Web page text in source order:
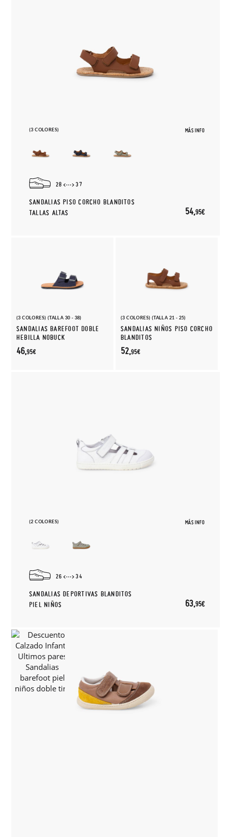
(3 COLORES) MÁS INFO
28 37
SANDALIAS PISO CORCHO BLANDITOS
TALLAS ALTAS
54,95€
(3 COLORES) (TALLA 30 - 38)
SANDALIAS BAREFOOT DOBLE
HEBILLA NOBUCK
46,95€
(3 COLORES) (TALLA 21 - 25)
SANDALIAS NIÑOS PISO CORCHO
BLANDITOS
52,95€
(2 COLORES) MÁS INFO
26 34
SANDALIAS DEPORTIVAS BLANDITOS
PIEL NIÑOS
63,95€